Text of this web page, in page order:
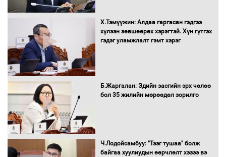
Нөөцийн махны худалдаа,
борлуулалтыг нээлттэй ил тод
болгоно
төлөвлөгөө”-гөө танилцуулна
худалдан авах журмыг баталлаа
Х.Тэмүүжин: Алдаа гаргасан гэдгээ
хүлээн зөвшөөрөх хэрэгтэй. Хүн гүтгэх
гэдэг уламжлалт гэмт хэрэг
Б.Жаргалан: Эдийн засгийн эрх чөлөө
бол 35 жилийн мөрөөдөл зорилго
Ч.Лодойсамбуу: "Тээг тушаа" болж
байгаа хуулиудын өөрчлөлт хэзээ вэ